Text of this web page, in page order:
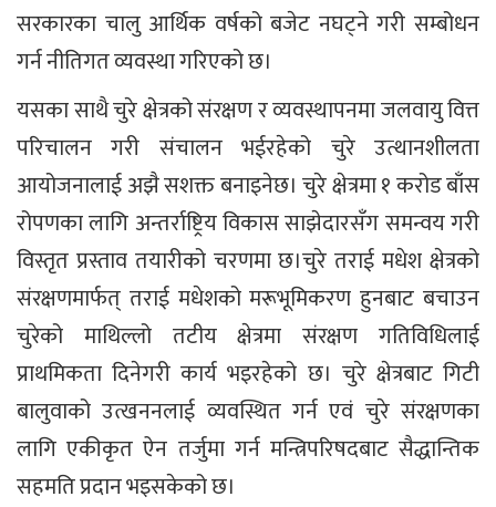
सरकारका चालु आर्थिक वर्षको बजेट नघट्ने गरी सम्बोधन
गर्न नीतिगत व्यवस्था गरिएको छ।
यसका साथै चुरे क्षेत्रको संरक्षण र व्यवस्थापनमा जलवायु वित्त
परिचालन गरी संचालन भईरहेको चुरे उत्थानशीलता
आयोजनालाई अझै सशक्त बनाइनेछ। चुरे क्षेत्रमा १ करोड बाँस
रोपणका लागि अन्तर्राष्ट्रिय विकास साझेदारसँग समन्वय गरी
विस्तृत प्रस्ताव तयारीको चरणमा छ।चुरे तराई मधेश क्षेत्रको
संरक्षणमार्फत् तराई मधेशको मरूभूमिकरण हुनबाट बचाउन
चुरेको माथिल्लो तटीय क्षेत्रमा संरक्षण गतिविधिलाई
प्राथमिकता दिनेगरी कार्य भइरहेको छ। चुरे क्षेत्रबाट गिटी
बालुवाको उत्खननलाई व्यवस्थित गर्न एवं चुरे संरक्षणका
लागि एकीकृत ऐन तर्जुमा गर्न मन्त्रिपरिषदबाट सैद्धान्तिक
सहमति प्रदान भइसकेको छ।